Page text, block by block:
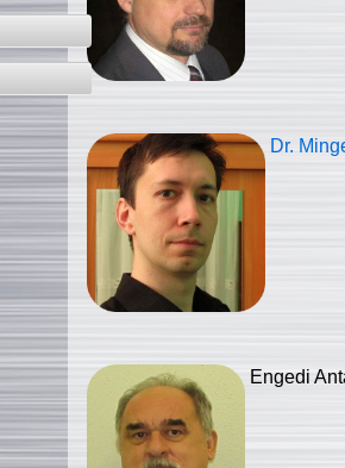
Dr.
Engedi